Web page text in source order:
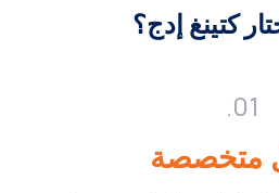
كتينغ إدج؟
01.
متخصصة